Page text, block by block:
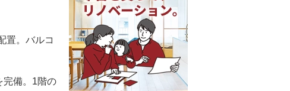
置。バルコ
完備。1階の